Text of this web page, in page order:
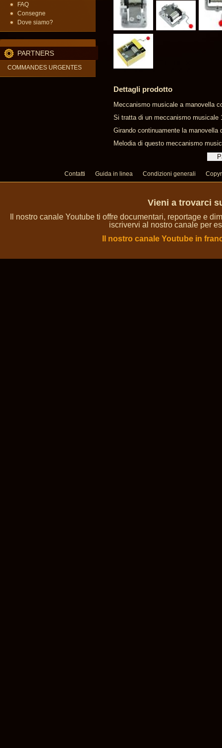
FAQ
Consegne
Dove siamo?
PARTNERS
COMMANDES URGENTES
Dettagli prodotto
Meccanismo musicale a manovella
Si tratta di un meccanismo musicale
Girando continuamente la
Melodia di questo meccanismo
Contatti Guida in linea Condizioni generali
Vieni a trovarci
Il nostro canale Youtube ti offre documentari, reportage e
iscrivervi al nostro canale per
Il nostro canale Youtube in